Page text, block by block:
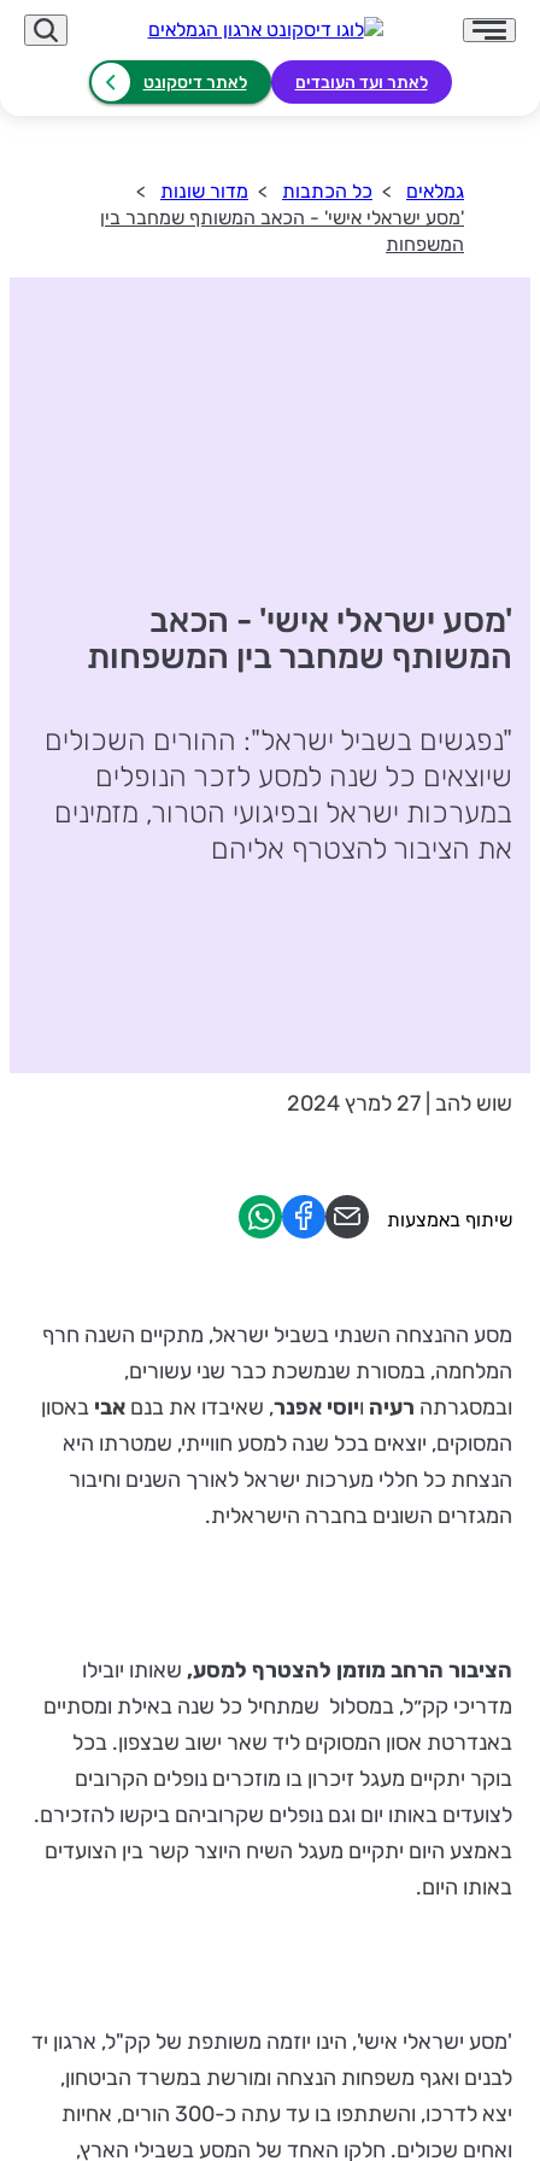
לאתר ועד העובדים לאתר דיסקונט
גמלאים כל הכתבות
מדור שונות
'מסע ישראלי אישי' - הכאב המשותף שמחבר בין
המשפחות
'מסע ישראלי אישי' - הכאב
המשותף שמחבר בין המשפחות
"נפגשים בשביל ישראל": ההורים השכולים
שיוצאים כל שנה למסע לזכר הנופלים
במערכות ישראל ובפיגועי הטרור, מזמינים
את הציבור להצטרף אליהם
שוש להב | 27 למרץ 2024
מסע ההנצחה השנתי בשביל ישראל, מתקיים השנה חרף
המלחמה, במסורת שנמשכת כבר שני עשורים,
ובמסגרתה רעיה ויוסי אפנר, שאיבדו את בנם אבי באסון
המסוקים, יוצאים בכל שנה למסע חווייתי, שמטרתו היא
הנצחת כל חללי מערכות ישראל לאורך השנים וחיבור
המגזרים השונים בחברה הישראלית.
הציבור הרחב מוזמן להצטרף למסע, שאותו יובילו
מדריכי קק״ל, במסלול שמתחיל כל שנה באילת ומסתיים
באנדרטת אסון המסוקים ליד שאר ישוב שבצפון. בכל
בוקר יתקיים מעגל זיכרון בו מוזכרים נופלים הקרובים
לצועדים באותו יום וגם נופלים שקרוביהם ביקשו להזכירם.
באמצע היום יתקיים מעגל השיח היוצר קשר בין הצועדים
באותו היום.
'מסע ישראלי אישי', הינו יוזמה משותפת של קק"ל, ארגון יד
לבנים ואגף משפחות הנצחה ומורשת במשרד הביטחון,
יצא לדרכו, והשתתפו בו עד עתה כ-300 הורים, אחיות
ואחים שכולים. חלקו האחד של המסע בשבילי הארץ,
שיתוף באמצעות